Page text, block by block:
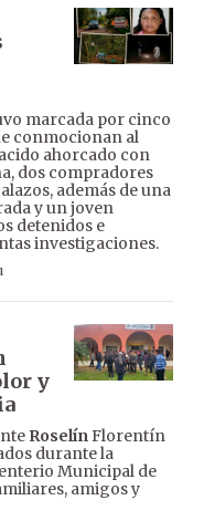
marcada por cinco
conmocionan al
ahorcado con
dos compradores
además de una
y un joven
detenidos e
investigaciones.
y
RoselínFlorentín
durante la
Municipal de
amigos y